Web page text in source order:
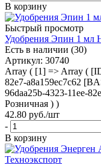
В корзину
Быстрый просмотр
Удобрения Эпин 1
Есть в наличии (30)
Артикул: 30740
Array ( [1] => Array (
82e7-a8a159ec7c62
96daa25b-4323-11ee-
Розничная ) )
42.80 руб./шт
-
В корзину